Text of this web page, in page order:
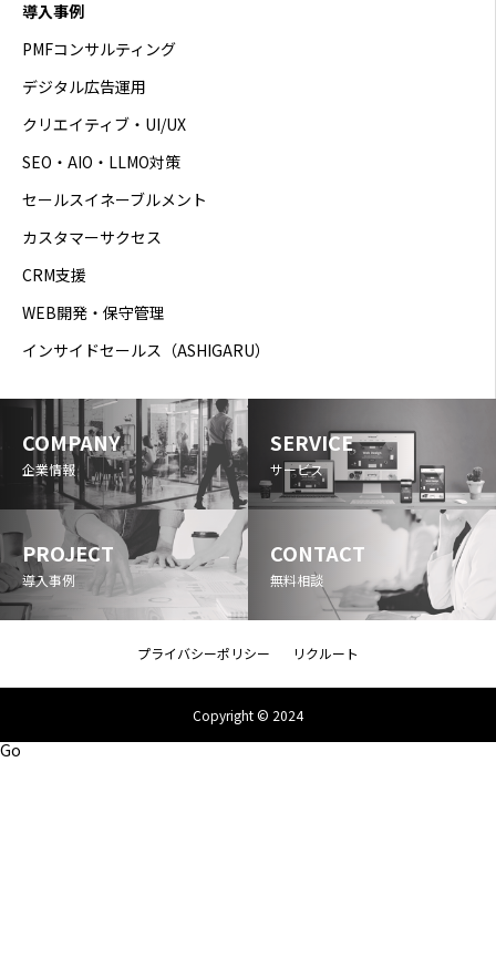
導入事例
PMFコンサルティング
デジタル広告運用
クリエイティブ・UI/UX
SEO・AIO・LLMO対策
セールスイネーブルメント
カスタマーサクセス
CRM支援
WEB開発・保守管理
インサイドセールス（ASHIGARU）
COMPANY
企業情報
SERVICE
サービス
PROJECT
導入事例
CONTACT
無料相談
プライバシーポリシー リクルート
Copyright © 2024
Go